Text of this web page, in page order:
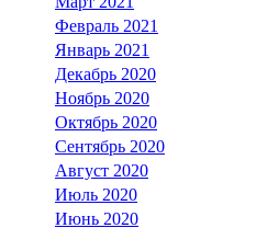
Февраль 2021
Январь 2021
Декабрь 2020
Ноябрь 2020
Октябрь 2020
Сентябрь 2020
Август 2020
Июль 2020
Июнь 2020